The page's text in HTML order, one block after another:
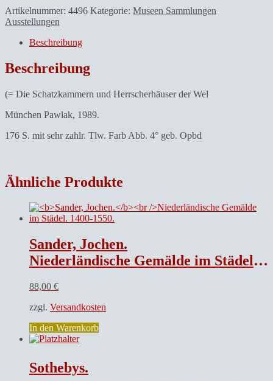
Artikelnummer: 4496 Kategorie: Museen Sammlungen
Ausstellungen
Beschreibung
Beschreibung
(= Die Schatzkammern und Herrscherhäuser der Wel
München Pawlak, 1989.
176 S. mit sehr zahlr. Tlw. Farb Abb. 4° geb. Opbd
Ähnliche Produkte
Sander, Jochen.
Niederländische Gemälde im Städel. 1400-1550.
88,00 €
zzgl. Versandkosten
In den Warenkorb
Sothebys.